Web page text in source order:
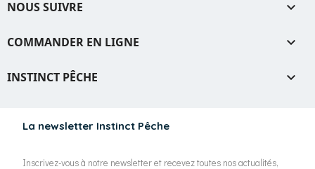
La newsletter Instinct Pêche
Inscrivez-vous à notre newsletter et recevez toutes nos actualités,
NOUS SUIVRE 
COMMANDER EN LIGNE 
INSTINCT PÊCHE 